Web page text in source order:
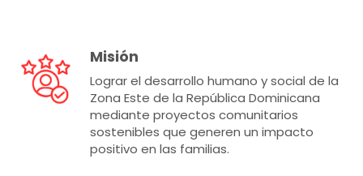
Misión
Lograr el desarrollo humano y social de la
Zona Este de la República Dominicana
mediante proyectos comunitarios
sostenibles que generen un impacto
positivo en las familias.